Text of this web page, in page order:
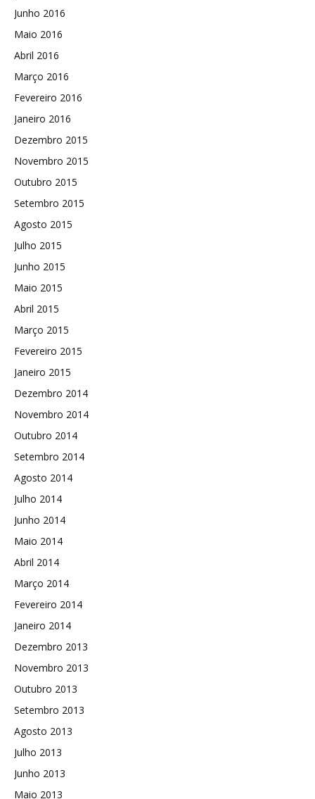
Junho 2016
Maio 2016
Abril 2016
Março 2016
Fevereiro 2016
Janeiro 2016
Dezembro 2015
Novembro 2015
Outubro 2015
Setembro 2015
Agosto 2015
Julho 2015
Junho 2015
Maio 2015
Abril 2015
Março 2015
Fevereiro 2015
Janeiro 2015
Dezembro 2014
Novembro 2014
Outubro 2014
Setembro 2014
Agosto 2014
Julho 2014
Junho 2014
Maio 2014
Abril 2014
Março 2014
Fevereiro 2014
Janeiro 2014
Dezembro 2013
Novembro 2013
Outubro 2013
Setembro 2013
Agosto 2013
Julho 2013
Junho 2013
Maio 2013